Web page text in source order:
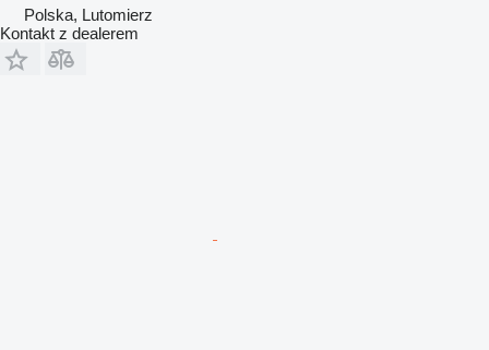
Polska, Lutomierz
Kontakt z dealerem